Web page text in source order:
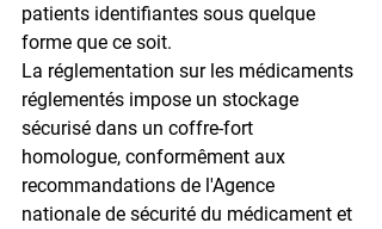
patients identifiantes sous quelque
forme que ce soit.
La réglementation sur les médicaments
réglementés impose un stockage
sécurisé dans un coffre-fort
homologue, conformêment aux
recommandations de l'Agence
nationale de sécurité du médicament et